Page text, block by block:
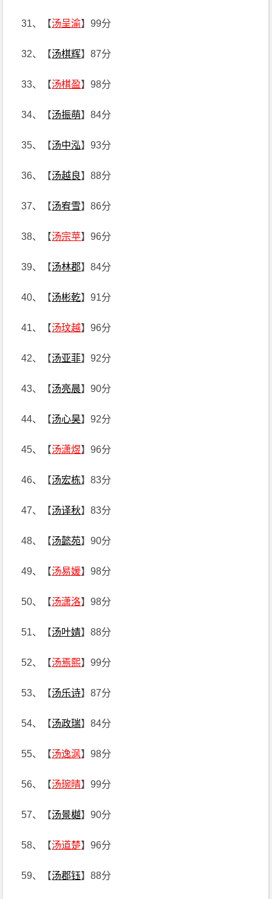
31、【汤呈渝】99分
32、【汤棋辉】87分
33、【汤棋盈】98分
34、【汤振萌】84分
35、【汤中泓】93分
36、【汤越良】88分
37、【汤宥雪】86分
38、【汤宗苹】96分
39、【汤林郡】84分
40、【汤彬乾】91分
41、【汤玟越】96分
42、【汤亚菲】92分
43、【汤亮晨】90分
44、【汤心昊】92分
45、【汤潇煜】96分
46、【汤宏栋】83分
47、【汤译秋】83分
48、【汤懿苑】90分
49、【汤易媛】98分
50、【汤潇洛】98分
51、【汤叶婧】88分
52、【汤焉熙】99分
53、【汤乐诗】87分
54、【汤政瑞】84分
55、【汤逸沨】98分
56、【汤琬晴】99分
57、【汤景樾】90分
58、【汤道楚】96分
59、【汤郡钰】88分